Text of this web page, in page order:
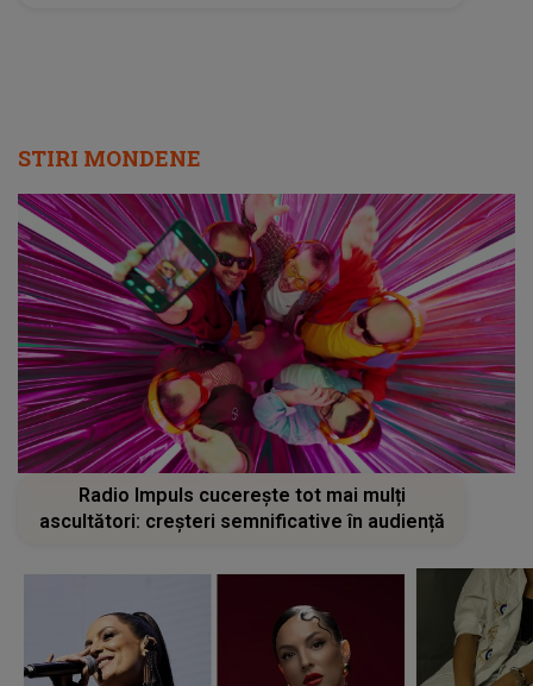
STIRI MONDENE
Radio Impuls cucerește tot mai mulți
ascultători: creșteri semnificative în audiență